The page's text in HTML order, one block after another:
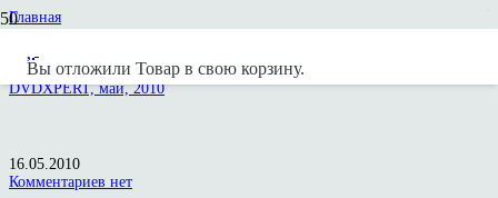
Вы отложили Товар в свою корзину.
Главная
Cary Audio
Xciter DAC: мощный, масштабный, вдохновенный. Обзор
DVDXPERT, май, 2010
16.05.2010
Комментариев нет